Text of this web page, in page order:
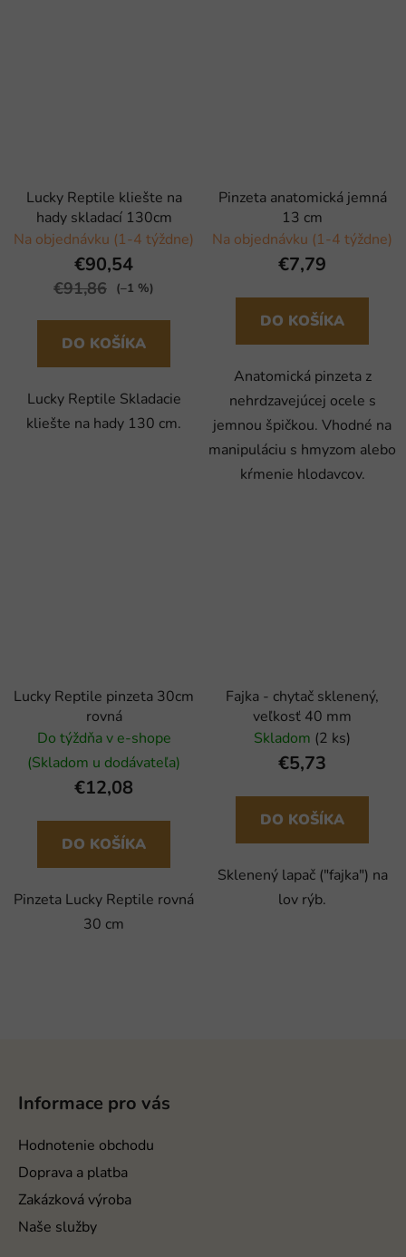
Lucky Reptile kliešte na
hady skladací 130cm
Na objednávku (1-4 týždne)
€90,54
€91,86 (–1 %)
DO KOŠÍKA
Lucky Reptile Skladacie
kliešte na hady 130 cm.
Pinzeta anatomická jemná
13 cm
Na objednávku (1-4 týždne)
€7,79
DO KOŠÍKA
Anatomická pinzeta z
nehrdzavejúcej ocele s
jemnou špičkou. Vhodné na
manipuláciu s hmyzom alebo
kŕmenie hlodavcov.
Lucky Reptile pinzeta 30cm
rovná
Do týždňa v e-shope
(Skladom u dodávateľa)
€12,08
DO KOŠÍKA
Pinzeta Lucky Reptile rovná
30 cm
Fajka - chytač sklenený,
veľkosť 40 mm
Skladom (2 ks)
€5,73
DO KOŠÍKA
Sklenený lapač ("fajka") na
lov rýb.
Informace pro vás
Hodnotenie obchodu
Doprava a platba
Zakázková výroba
Naše služby